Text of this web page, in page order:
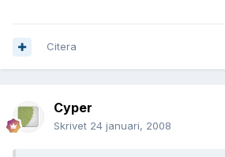
Citera
Cyper
Skrivet 24 januari, 2008